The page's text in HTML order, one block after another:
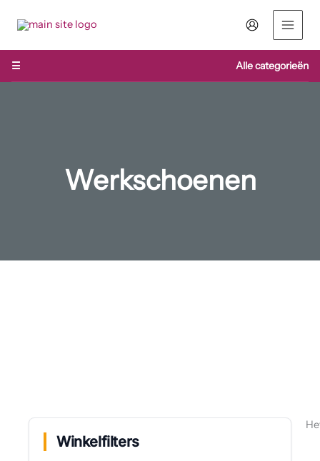
naar
inhoud
☰
Alle categorieën
Werkschoenen
Winkelfilters